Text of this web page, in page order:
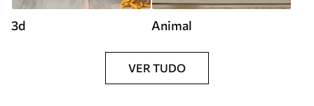
3d Animal
VER TUDO